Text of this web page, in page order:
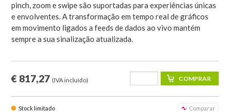
pinch, zoom e swipe são suportadas para experiências únicas
e envolventes. A transformação em tempo real de gráficos
em movimento ligados a feeds de dados ao vivo mantém
sempre a sua sinalização atualizada.
€ 817,27 (IVA incluído)
Stock limitado Comparar